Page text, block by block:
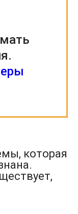
которая